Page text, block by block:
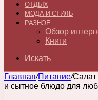
ОТДЫХ
МОДА И СТИЛЬ
РАЗНОЕ
Обзор
Книги
Искать
Главная/Питание/Салат
и сытное блюдо для